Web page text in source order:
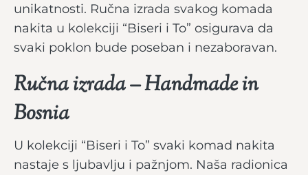
unikatnosti. Ručna izrada svakog komada
nakita u kolekciji “Biseri i To” osigurava da
svaki poklon bude poseban i nezaboravan.
Ručna izrada – Handmade in
Bosnia
U kolekciji “Biseri i To” svaki komad nakita
nastaje s ljubavlju i pažnjom. Naša radionica